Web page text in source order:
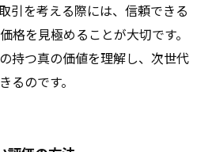
引を考える際には、信頼できる
格を見極めることが大切です。
持つ真の価値を理解し、次世代
るのです。